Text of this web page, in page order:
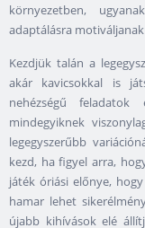
környezetben,
adaptálásra
Kezdjük talán a
akár kavicsokkal is
nehézségű
mindegyiknek
legegyszerűbb
kezd, ha figyel arra,
játék óriási előnye,
hamar lehet
újabb kihívások elé